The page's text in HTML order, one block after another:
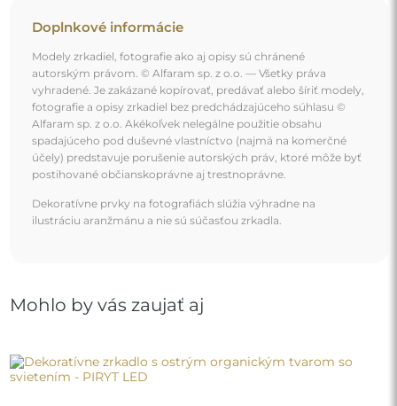
Doplnkové informácie
Modely zrkadiel, fotografie ako aj opisy sú chránené
autorským právom. © Alfaram sp. z o.o. — Všetky práva
vyhradené. Je zakázané kopírovať, predávať alebo šíriť modely,
fotografie a opisy zrkadiel bez predchádzajúceho súhlasu ©
Alfaram sp. z o.o. Akékoľvek nelegálne použitie obsahu
spadajúceho pod duševné vlastníctvo (najmä na komerčné
účely) predstavuje porušenie autorských práv, ktoré môže byť
postihované občianskoprávne aj trestnoprávne.
Dekoratívne prvky na fotografiách slúžia výhradne na
ilustráciu aranžmánu a nie sú súčasťou zrkadla.
Mohlo by vás zaujať aj